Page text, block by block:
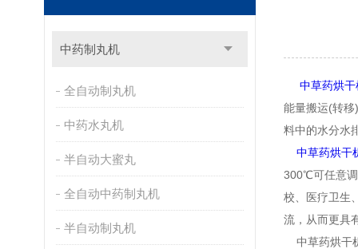
中药制丸机
全自动制丸机
中药水丸机
半自动大蜜丸
全自动中药制丸机
半自动制丸机
中草药烘干
能量搬运(转
料中的水分水
中草药烘干
300℃可任意调
校、医疗卫生
流，从而更具
中草药烘干